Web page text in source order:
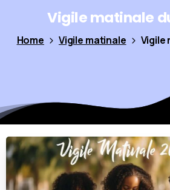
Vigilematinale
Home Vigile matinale Vigile